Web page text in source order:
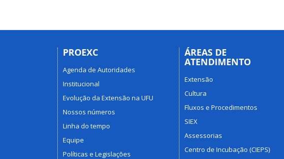
PROEXC
Agenda de Autoridades
Institucional
Evolução da Extensão na UFU
Nossos números
Linha do tempo
Equipe
Políticas e Legislações
ÁREAS DE
ATENDIMENTO
Extensão
Cultura
Fluxos e Procedimentos
SIEX
Assessorias
Centro de Incubação (CIEPS)